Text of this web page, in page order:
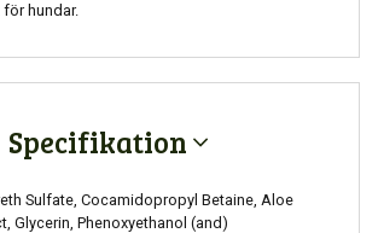
hundar.
Specifikation
Sulfate, Cocamidopropyl Betaine, Aloe
Glycerin, Phenoxyethanol (and)